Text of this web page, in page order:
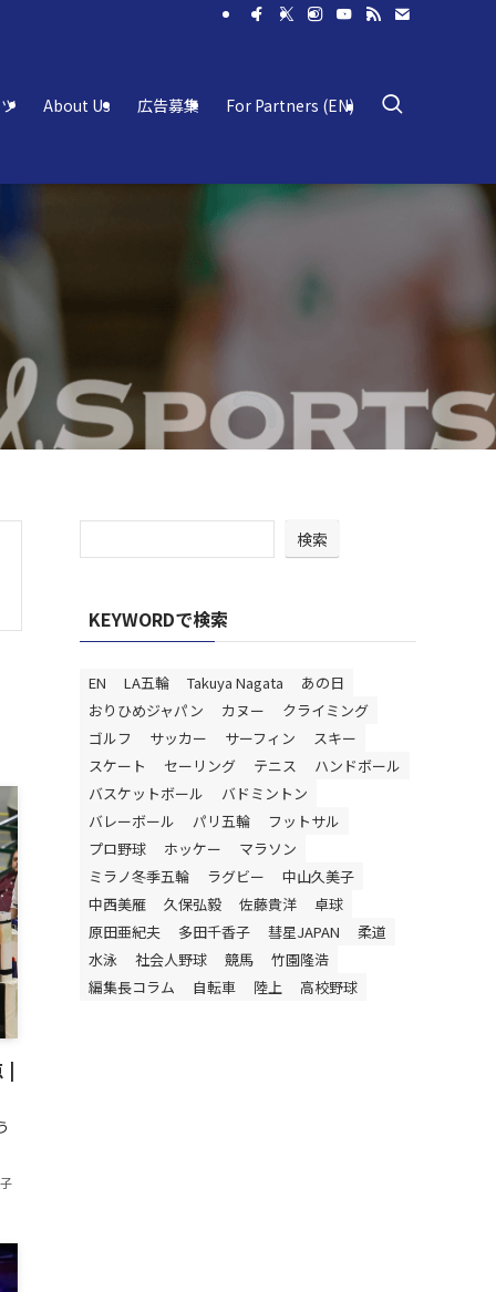
About Us 広告募集 For Partners (EN)
|
検索
KEYWORDで検索
EN LA五輪 Takuya Nagata
あの日
おりひめジャパン
カヌー
クライミング
ゴルフ
サッカー サーフィン
スキー
スケート
セーリング テニス
ハンドボール
バスケットボール
バドミントン
バレーボール
パリ五輪
フットサル
プロ野球
ホッケー
マラソン
ミラノ冬季五輪
ラグビー
中山久美子
中西美雁
久保弘毅 佐藤貴洋
卓球
原田亜紀夫
多田千香子 彗星JAPAN
柔道
水泳
社会人野球 競馬
竹園隆浩
編集長コラム
自転車 陸上 高校野球